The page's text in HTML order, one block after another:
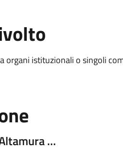
organi istituzionali o singoli
…